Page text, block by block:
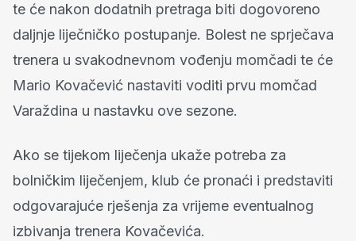
te će nakon dodatnih pretraga biti dogovoreno
daljnje liječničko postupanje. Bolest ne sprječava
trenera u svakodnevnom vođenju momčadi te će
Mario Kovačević nastaviti voditi prvu momčad
Varaždina u nastavku ove sezone.
Ako se tijekom liječenja ukaže potreba za
bolničkim liječenjem, klub će pronaći i predstaviti
odgovarajuće rješenja za vrijeme eventualnog
izbivanja trenera Kovačevića.